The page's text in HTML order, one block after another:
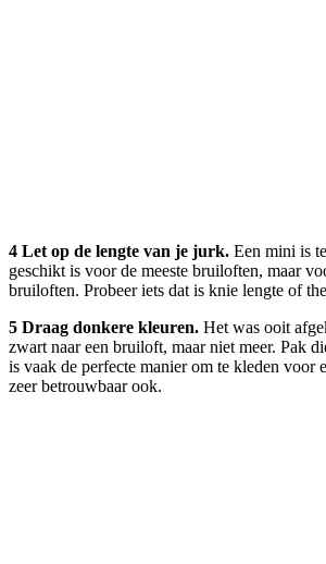
4 Let op de lengte van je jurk. Een mini is
geschikt is voor de meeste bruiloften, maar
bruiloften. Probeer iets dat is knie lengte of
5 Draag donkere kleuren. Het was ooit
zwart naar een bruiloft, maar niet meer. Pak
is vaak de perfecte manier om te kleden voor
zeer betrouwbaar ook.